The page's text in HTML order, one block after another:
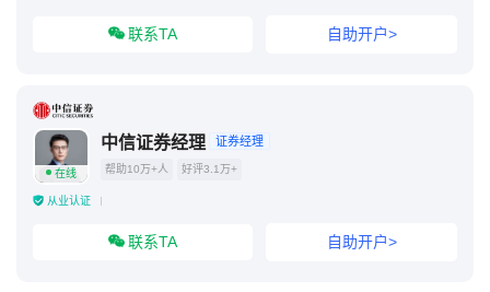
联系TA 自助开户>
在线
中信证券经理 证券经理
帮助10万+人 好评3.1万+
从业认证
联系TA 自助开户>